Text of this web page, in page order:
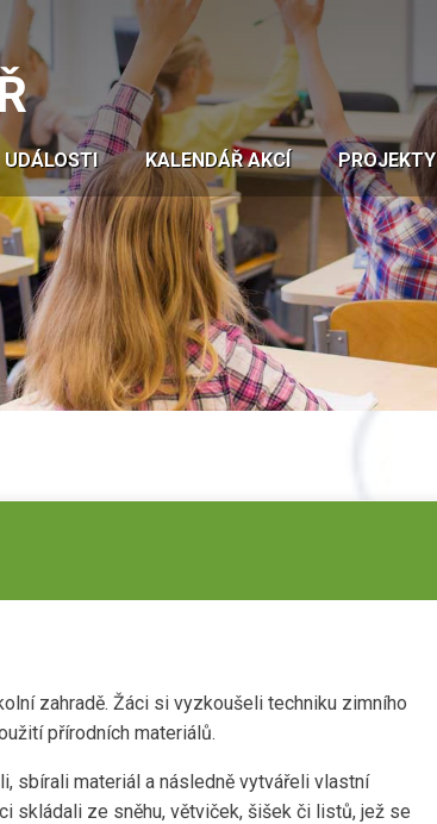
UDÁLOSTI KALENDÁŘ AKCÍ PROJEKTY
zahradě. Žáci si vyzkoušeli techniku zimního
přírodních materiálů.
sbírali materiál a následně vytvářeli vlastní
skládali ze sněhu, větviček, šišek či listů, jež se